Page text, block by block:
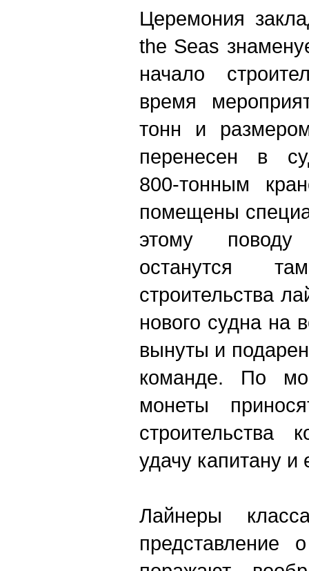
Церемония
the Seas
начало
время
тонн и
перенесен в
800-тонным
помещены
этому
останутся
строительства
нового судна на
вынуты и
команде. По
монеты
удачу капитану
Лайнеры
представление